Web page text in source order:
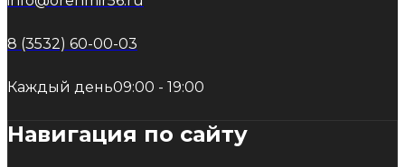
8 (3532) 60-00-03
Каждый день09:00 - 19:00
Навигация по сайту